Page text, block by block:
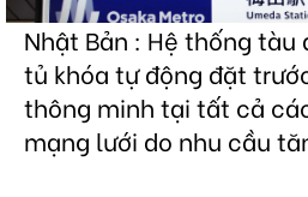
Nhật Bản : Hệ thống
tủ khóa tự động đặt
thông minh tại tất cả
mạng lưới do nhu cầu